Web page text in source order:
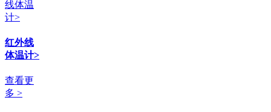
红外线
体温计>
查看更
多 >